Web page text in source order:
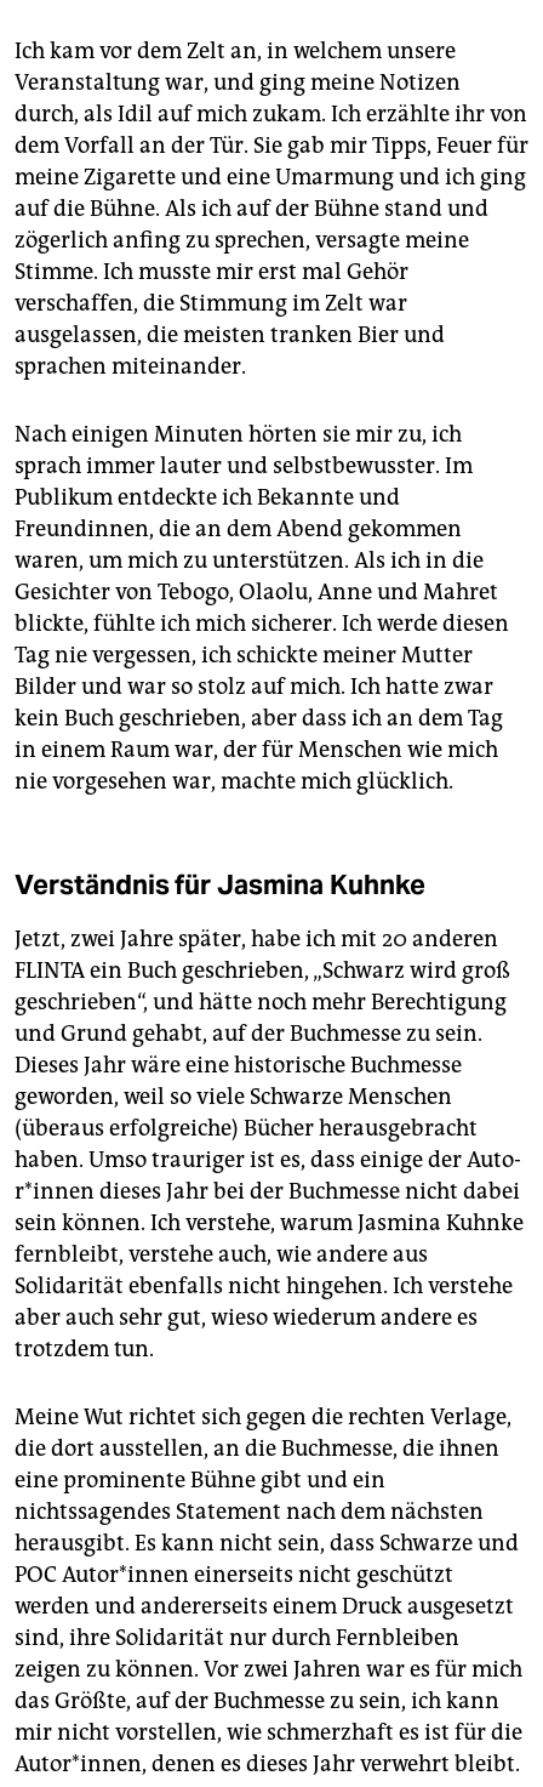
Ich kam vor dem Zelt an, in welchem unsere
Veranstaltung war, und ging meine Notizen
durch, als Idil auf mich zukam. Ich erzählte ihr von
dem Vorfall an der Tür. Sie gab mir Tipps, Feuer für
meine Zigarette und eine Umarmung und ich ging
auf die Bühne. Als ich auf der Bühne stand und
zögerlich anfing zu sprechen, versagte meine
Stimme. Ich musste mir erst mal Gehör
verschaffen, die Stimmung im Zelt war
ausgelassen, die meisten tranken Bier und
sprachen miteinander.
Nach einigen Minuten hörten sie mir zu, ich
sprach immer lauter und selbstbewusster. Im
Publikum entdeckte ich Bekannte und
Freundinnen, die an dem Abend gekommen
waren, um mich zu unterstützen. Als ich in die
Gesichter von Tebogo, Olaolu, Anne und Mahret
blickte, fühlte ich mich sicherer. Ich werde diesen
Tag nie vergessen, ich schickte meiner Mutter
Bilder und war so stolz auf mich. Ich hatte zwar
kein Buch geschrieben, aber dass ich an dem Tag
in einem Raum war, der für Menschen wie mich
nie vorgesehen war, machte mich glücklich.
Verständnis für Jasmina Kuhnke
Jetzt, zwei Jahre später, habe ich mit 20 anderen
FLINTA ein Buch geschrieben, „Schwarz wird groß
geschrieben“, und hätte noch mehr Berechtigung
und Grund gehabt, auf der Buchmesse zu sein.
Dieses Jahr wäre eine historische Buchmesse
geworden, weil so viele Schwarze Menschen
(überaus erfolgreiche) Bücher herausgebracht
haben. Umso trauriger ist es, dass einige der Au­to­
r*in­nen dieses Jahr bei der Buchmesse nicht dabei
sein können. Ich verstehe, warum Jasmina Kuhnke
fernbleibt, verstehe auch, wie andere aus
Solidarität ebenfalls nicht hingehen. Ich verstehe
aber auch sehr gut, wieso wiederum andere es
trotzdem tun.
Meine Wut richtet sich gegen die rechten Verlage,
die dort ausstellen, an die Buchmesse, die ihnen
eine prominente Bühne gibt und ein
nichtssagendes Statement nach dem nächsten
herausgibt. Es kann nicht sein, dass Schwarze und
POC Au­to­r*in­nen einerseits nicht geschützt
werden und andererseits einem Druck ausgesetzt
sind, ihre Solidarität nur durch Fernbleiben
zeigen zu können. Vor zwei Jahren war es für mich
das Größte, auf der Buchmesse zu sein, ich kann
mir nicht vorstellen, wie schmerzhaft es ist für die
Autor*innen, denen es dieses Jahr verwehrt bleibt.